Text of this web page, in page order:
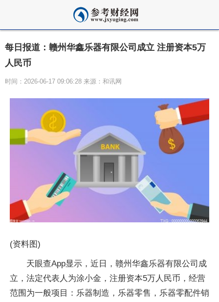
每日报道：赣州华鑫乐器有限公司成立 注册资本5万
人民币
时间：2026-06-17 09:06:28 来源：和讯网
(资料图)
天眼查App显示，近日，赣州华鑫乐器有限公司成
立，法定代表人为涂小金，注册资本5万人民币，经营
范围为一般项目：乐器制造，乐器零售，乐器零配件销